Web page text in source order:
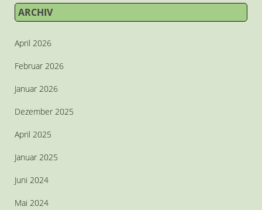
ARCHIV
April 2026
Februar 2026
Januar 2026
Dezember 2025
April 2025
Januar 2025
Juni 2024
Mai 2024